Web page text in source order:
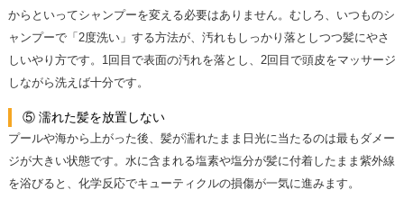
からといってシャンプーを変える必要はありません。むしろ、いつものシ
ャンプーで「2度洗い」する方法が、汚れもしっかり落としつつ髪にやさ
しいやり方です。1回目で表面の汚れを落とし、2回目で頭皮をマッサージ
しながら洗えば十分です。
⑤ 濡れた髪を放置しない
プールや海から上がった後、髪が濡れたまま日光に当たるのは最もダメー
ジが大きい状態です。水に含まれる塩素や塩分が髪に付着したまま紫外線
を浴びると、化学反応でキューティクルの損傷が一気に進みます。